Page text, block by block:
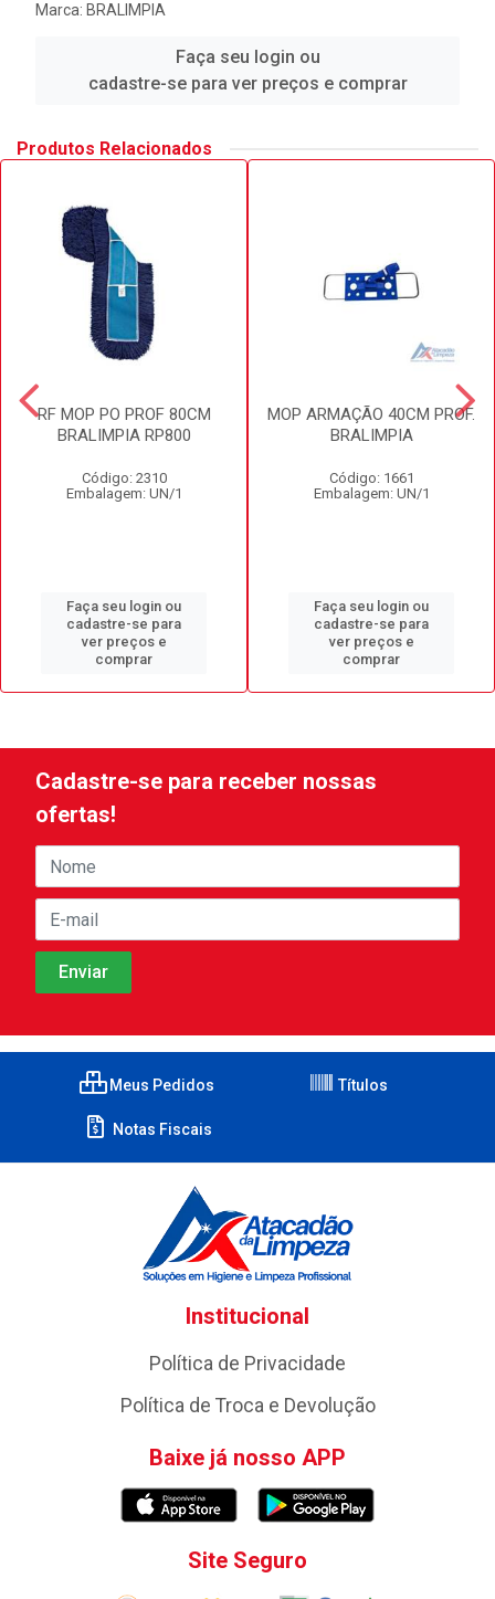
Marca: BRALIMPIA
Faça seu login ou
cadastre-se para ver preços e comprar
Produtos Relacionados
RF MOP PO PROF 80CM
BRALIMPIA RP800
Código: 2310
Embalagem: UN/1
Faça seu login ou
cadastre-se para
ver preços e
comprar
MOP ARMAÇÃO 40CM PROF.
BRALIMPIA
Código: 1661
Embalagem: UN/1
Faça seu login ou
cadastre-se para
ver preços e
comprar
Cadastre-se para receber nossas
ofertas!
Meus Pedidos Títulos
Notas Fiscais
Institucional
Política de Privacidade
Política de Troca e Devolução
Baixe já nosso APP
Site Seguro